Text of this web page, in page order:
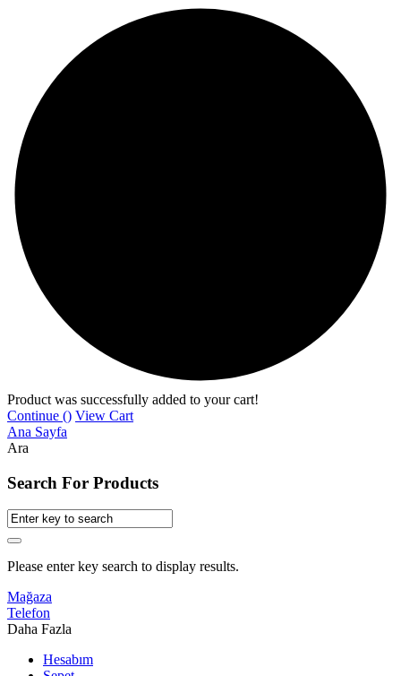
Product was successfully added to your cart!
Continue () View Cart
Ana Sayfa
Ara
Search For Products
Please enter key search to display results.
Mağaza
Telefon
Daha Fazla
Hesabım